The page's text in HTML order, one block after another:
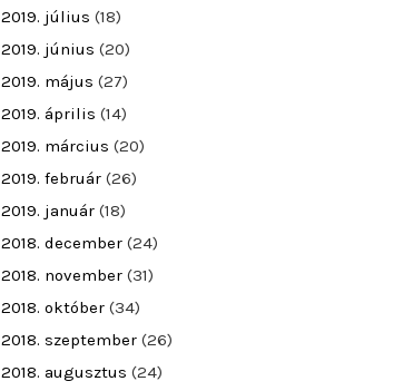
2019. július (18)
2019. június (20)
2019. május (27)
2019. április (14)
2019. március (20)
2019. február (26)
2019. január (18)
2018. december (24)
2018. november (31)
2018. október (34)
2018. szeptember (26)
2018. augusztus (24)